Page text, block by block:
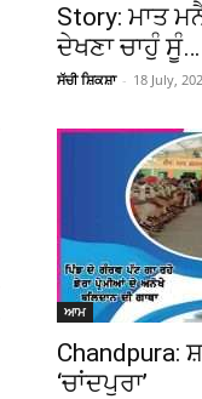
Story: ਮਾਤ
ਦੇਖਣਾ ਚਾਹੁੰ ਸੂੰ…
ਸੱਚੀ ਸ਼ਿਕਸ਼ਾ - 18 July,
ਆਮ
Chandpura:
‘ਚਾਂਦਪੁਰਾ’